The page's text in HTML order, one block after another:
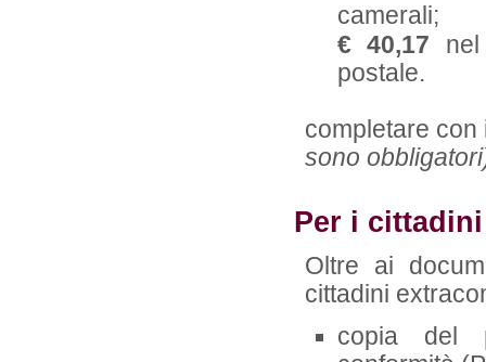
camerali;
€ 40,17
postale.
completare
sono
Per i
Oltre ai
cittadini
copia del